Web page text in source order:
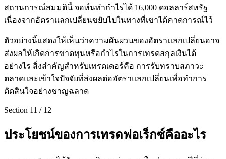
สถานการณ์สมมตินี้ จอห์นทำกำไรได้ 16,000 ดอลลาร์สหรัฐ
เนื่องจากอัตราแลกเปลี่ยนขยับไปในทางที่เขาได้คาดการณ์ไว้
ตัวอย่างนี้แสดงให้เห็นว่าความผันผวนของอัตราแลกเปลี่ยนอาจ
ส่งผลให้เกิดการขาดทุนหรือกำไรในการเทรดสกุลเงินได้
อย่างไร สิ่งสำคัญสำหรับเทรดเดอร์คือ การรับทราบสภาวะ
ตลาดและเข้าใจปัจจัยที่ส่งผลต่ออัตราแลกเปลี่ยนเพื่อทำการ
ตัดสินใจอย่างชาญฉลาด
Section 11 / 12
ประโยชน์ของการเทรดฟอเร็กซ์คืออะไร